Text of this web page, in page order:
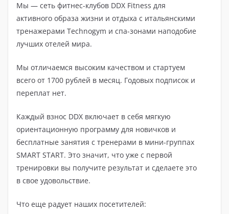
Мы — сеть фитнес-клубов DDX Fitness для
активного образа жизни и отдыха с итальянскими
тренажерами Technogym и спа-зонами наподобие
лучших отелей мира.
Мы отличаемся высоким качеством и стартуем
всего от 1700 рублей в месяц. Годовых подписок и
переплат нет.
Каждый взнос DDX включает в себя мягкую
ориентационную программу для новичков и
бесплатные занятия с тренерами в мини-группах
SMART START. Это значит, что уже с первой
тренировки вы получите результат и сделаете это
в свое удовольствие.
Что еще радует наших посетителей: